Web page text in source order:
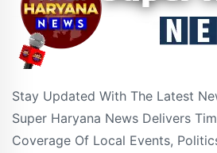
Stay Updated With The Latest
Super Haryana News Delivers
Coverage Of Local Events,